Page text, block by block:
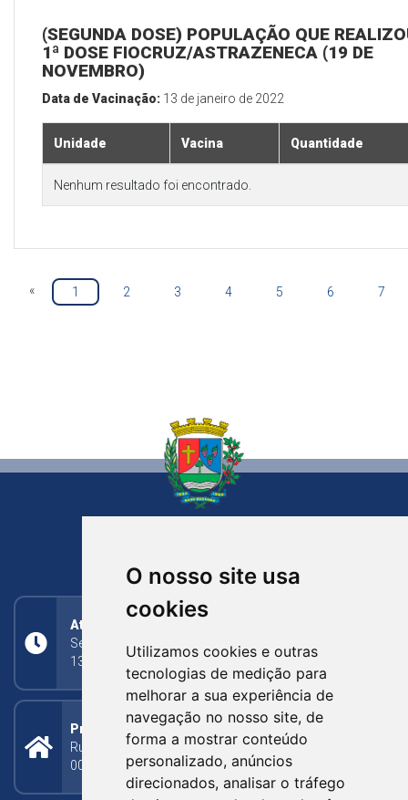
O nosso site usa
cookies
Utilizamos cookies e outras
tecnologias de medição para
melhorar a sua experiência de
navegação no nosso site, de
forma a mostrar conteúdo
personalizado, anúncios
direcionados, analisar o tráfego
(SEGUNDA DOSE) POPULAÇÃO QUE
1ª DOSE FIOCRUZ/ASTRAZENECA (19 DE
NOVEMBRO)
Data de Vacinação: 13 de janeiro de 2022
Unidade Vacina Quantidade
Nenhum resultado foi encontrado.
« 1 2 3 4 5 6 7
Atendimento
Segunda a Sexta: 8h às 11h30min (manhã);
13h30min às 17h (tarde)
Prefeitura Municipal
Rua Silva Jardim, 505 - Bairro Centro - CEP: 95340-
000